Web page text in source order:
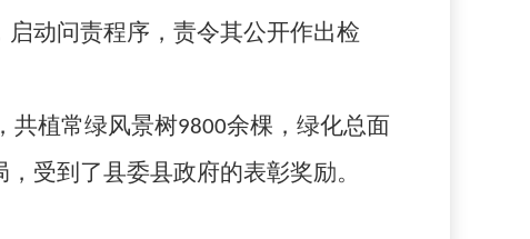
动问责程序，责令其公开作出检
共植常绿风景树9800余棵，绿化总面
受到了县委县政府的表彰奖励。